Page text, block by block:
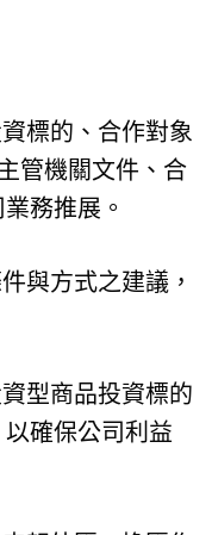
標的、合作對象
管機關文件、合
務推展。
與方式之建議，
型商品投資標的
確保公司利益